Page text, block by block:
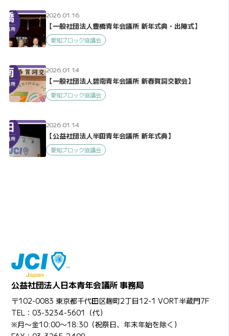
2026.01.16
【一般社団法人豊橋青年会議所 新年式典・出陣式】
愛知ブロック協議会
2026.01.14
【一般社団法人碧南青年会議所 新春賀詞交歓会】
愛知ブロック協議会
2026.01.14
【公益社団法人半田青年会議所 新年式典】
愛知ブロック協議会
公益社団法人日本青年会議所 事務局
〒102-0083 東京都千代田区麹町2丁目12-1 VORT半蔵門7F
TEL：03-3234-5601（代）
※月〜金10:00〜18:30（祝祭日、年末年始を除く）